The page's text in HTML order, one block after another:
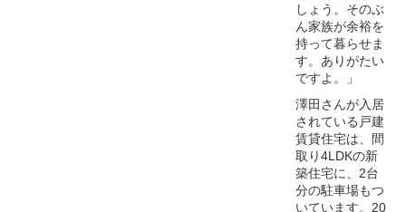
しょう。そのぶ
ん家族が余裕を
持って暮らせま
す。ありがたい
ですよ。」
澤田さんが入居
されている戸建
賃貸住宅は、間
取り4LDKの新
築住宅に、2台
分の駐車場もつ
いています。20